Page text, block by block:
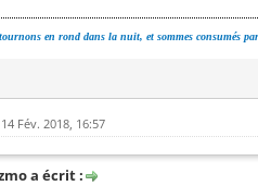
en rond dans la nuit, et sommes consumés
Fév. 2018, 16:57
a écrit :